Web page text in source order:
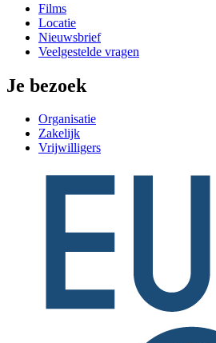
Films
Locatie
Nieuwsbrief
Veelgestelde vragen
Je bezoek
Organisatie
Zakelijk
Vrijwilligers